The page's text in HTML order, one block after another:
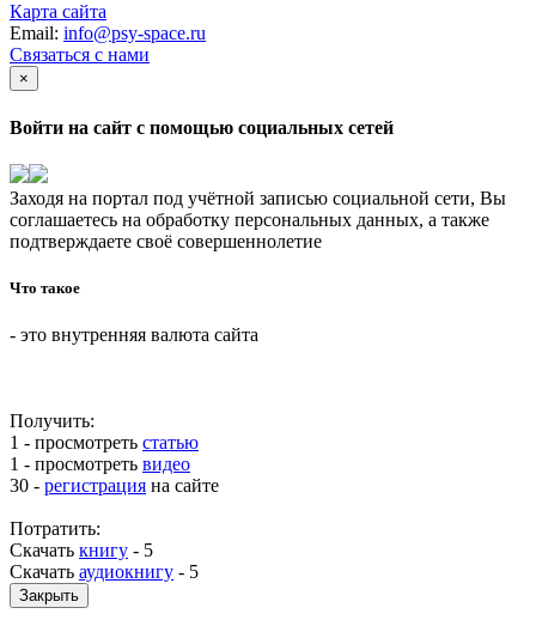
Карта сайта
Email: info@psy-space.ru
Связаться с нами
×
Войти на сайт с помощью социальных сетей
Заходя на портал под учётной записью социальной сети, Вы
соглашаетесь на обработку персональных данных, а также
подтверждаете своё совершеннолетие
Что такое
- это внутренняя валюта сайта
Получить:
1 - просмотреть статью
1 - просмотреть видео
30 - регистрация на сайте
Потратить:
Скачать книгу - 5
Скачать аудиокнигу - 5
Закрыть